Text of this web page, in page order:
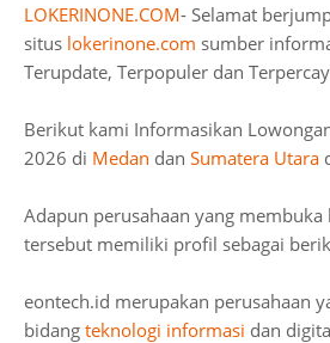
LOKERINONE.COM- Selamat
situs lokerinone.com sumber
Terupdate, Terpopuler dan
Berikut kami Informasikan
2026 di Medan dan Sumatera Utara
Adapun perusahaan yang membuka
tersebut memiliki profil sebagai
eontech.id merupakan perusahaan
bidang teknologi informasi dan